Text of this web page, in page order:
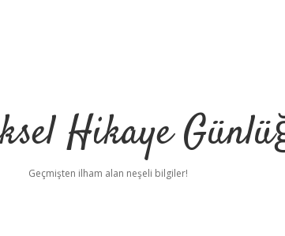
Hikaye
Geçmişten ilham alan neşeli bilgiler!